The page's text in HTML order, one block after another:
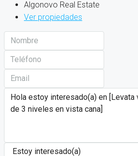
Algonovo Real Estate
Ver propiedades